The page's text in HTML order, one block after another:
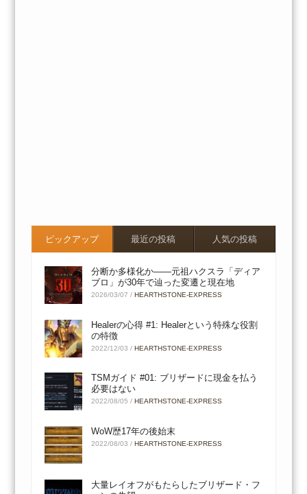
ピックアップ 最近の投稿 人気の投稿
分断か多様化か――元祖ハクスラ「ディア
ブロ」が30年で辿った変遷と現在地
2026/03/07 /HEARTHSTONE-EXPRESS
Healerの心得 #1: Healerという特殊な役割
の特徴
2022/12/03 /HEARTHSTONE-EXPRESS
TSMガイド #01: ブリザードに現金を払う
必要はない
2022/08/05 / HEARTHSTONE-EXPRESS
WoW歴17年の後始末
2022/08/03 /HEARTHSTONE-EXPRESS
大量レイオフがもたらしたブリザード・フ